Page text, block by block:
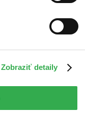
Zobraziť detaily